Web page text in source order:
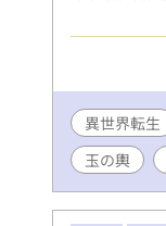
ってホテ
れた女性の
充員とし
まともな敬
か仕事をこ
け人集り
うにとなる
リアムが近
だ！』と言
異世界転生
玉の輿